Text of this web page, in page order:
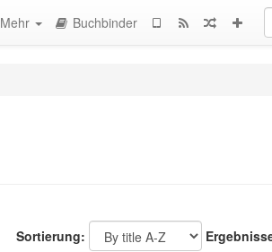
Mehr Buchbinder
Sortierung: